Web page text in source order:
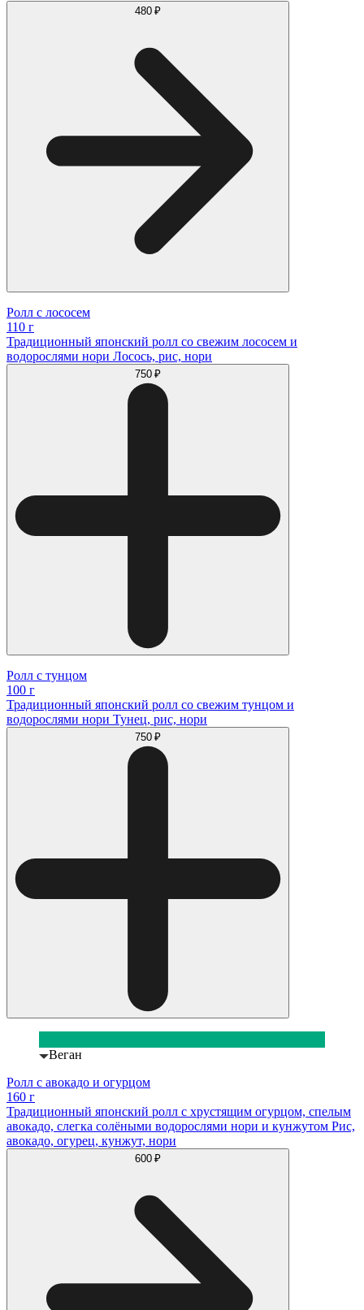
480 ₽
Ролл с лососем
110 г
Традиционный японский ролл со свежим лососем и
водорослями нори Лосось, рис, нори
750 ₽
Ролл с тунцом
100 г
Традиционный японский ролл со свежим тунцом и
водорослями нори Тунец, рис, нори
750 ₽
Веган
Ролл с авокадо и огурцом
160 г
Традиционный японский ролл с хрустящим огурцом, спелым
авокадо, слегка солёными водорослями нори и кунжутом Рис,
авокадо, огурец, кунжут, нори
600 ₽